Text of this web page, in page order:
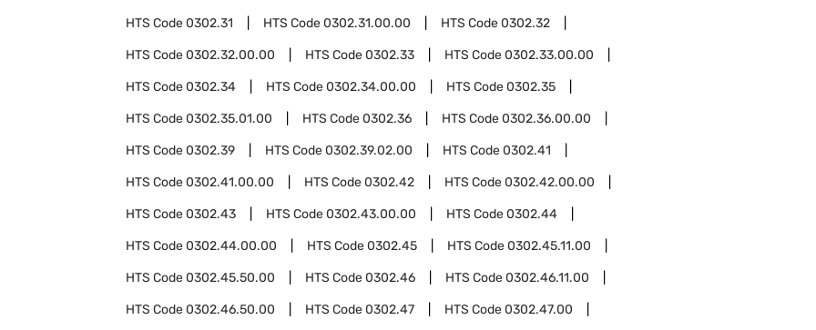
HTS Code0302.31 HTS Code0302.31.00.00 HTS Code0302.32
HTS Code0302.32.00.00 HTS Code0302.33 HTS Code0302.33.00.00
HTS Code0302.34 HTS Code0302.34.00.00 HTS Code0302.35
HTS Code0302.35.01.00 HTS Code0302.36 HTS Code0302.36.00.00
HTS Code0302.39 HTS Code0302.39.02.00 HTS Code0302.41
HTS Code0302.41.00.00 HTS Code0302.42 HTS Code0302.42.00.00
HTS Code0302.43 HTS Code0302.43.00.00 HTS Code0302.44
HTS Code0302.44.00.00 HTS Code0302.45 HTS Code0302.45.11.00
HTS Code0302.45.50.00 HTS Code0302.46 HTS Code0302.46.11.00
HTS Code0302.46.50.00 HTS Code0302.47 HTS Code0302.47.00